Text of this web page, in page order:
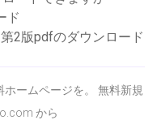
ド
2版pdfのダウンロード
ームページを。 無料新規
から